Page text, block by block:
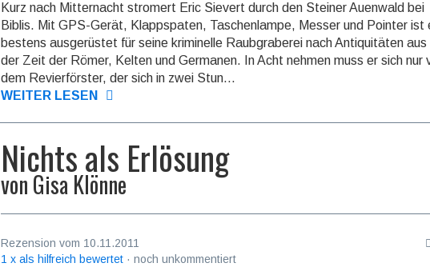
Kurz nach Mitternacht stromert Eric Sievert durch den Steiner Auenwald bei
Biblis. Mit GPS-Gerät, Klappspaten, Taschenlampe, Messer und Pointer ist
bestens ausgerüstet für seine kriminelle Raubgraberei nach Antiquitäten aus
der Zeit der Römer, Kelten und Germanen. In Acht nehmen muss er sich nur
dem Revierförster, der sich in zwei Stun...
WEITER LESEN
Nichts als Erlösung
vonGisa Klönne
Rezension vom 10.11.2011
1 x als hilfreich bewertet · noch unkommentiert